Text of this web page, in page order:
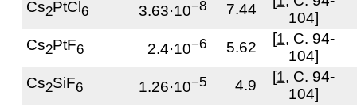
Cs2PtCl6 3.63·10−8 7.44
104]
Cs2PtF6 2.4·10−6 5.62
[1, С. 94-
104]
Cs2SiF6 1.26·10−5 4.9
[1, С. 94-
104]